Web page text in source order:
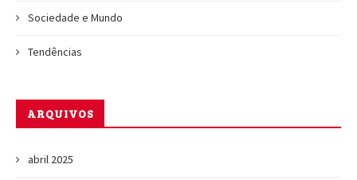
Sociedade e Mundo
Tendências
ARQUIVOS
abril 2025